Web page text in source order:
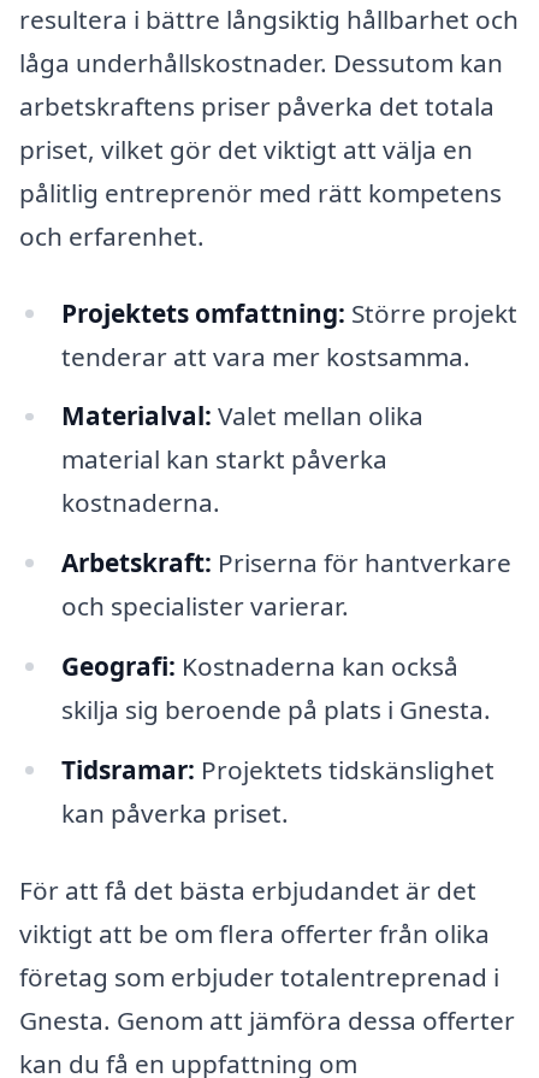
resultera i bättre långsiktig hållbarhet och
låga underhållskostnader. Dessutom kan
arbetskraftens priser påverka det totala
priset, vilket gör det viktigt att välja en
pålitlig entreprenör med rätt kompetens
och erfarenhet.
Projektets omfattning: Större projekt
tenderar att vara mer kostsamma.
Materialval: Valet mellan olika
material kan starkt påverka
kostnaderna.
Arbetskraft: Priserna för hantverkare
och specialister varierar.
Geografi: Kostnaderna kan också
skilja sig beroende på plats i Gnesta.
Tidsramar: Projektets tidskänslighet
kan påverka priset.
För att få det bästa erbjudandet är det
viktigt att be om flera offerter från olika
företag som erbjuder totalentreprenad i
Gnesta. Genom att jämföra dessa offerter
kan du få en uppfattning om